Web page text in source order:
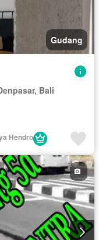
Gudang
Bali
Hendro